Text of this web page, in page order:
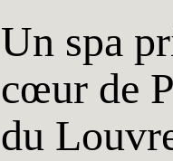
Un spa
cœur de
du